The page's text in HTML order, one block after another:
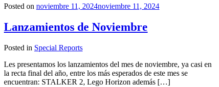
Flight
2024
son
locura"
Posted on noviembre 11, 2024noviembre 11, 2024
Lanzamientos de Noviembre
Posted in Special Reports
Les presentamos los lanzamientos del mes de noviembre, ya casi en
la recta final del año, entre los más esperados de este mes se
encuentran: STALKER 2, Lego Horizon además […]